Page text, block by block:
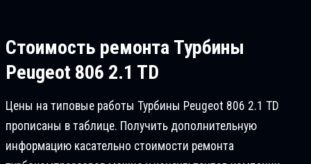
Стоимость ремонта Турбины
Peugeot 806 2.1 TD
Цены на типовые работы Турбины Peugeot 806 2.1 TD
прописаны в таблице. Получить дополнительную
информацию касательно стоимости ремонта